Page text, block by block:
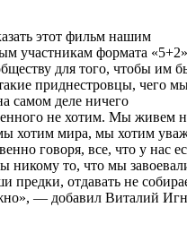
этот фильм нашим
участникам формата
для того, чтобы им
приднестровцы, чего
самом деле ничего
не хотим. Мы живем
хотим мира, мы хотим
говоря, все, что у нас
никому то, что мы
предки, отдавать не
— добавил Виталий